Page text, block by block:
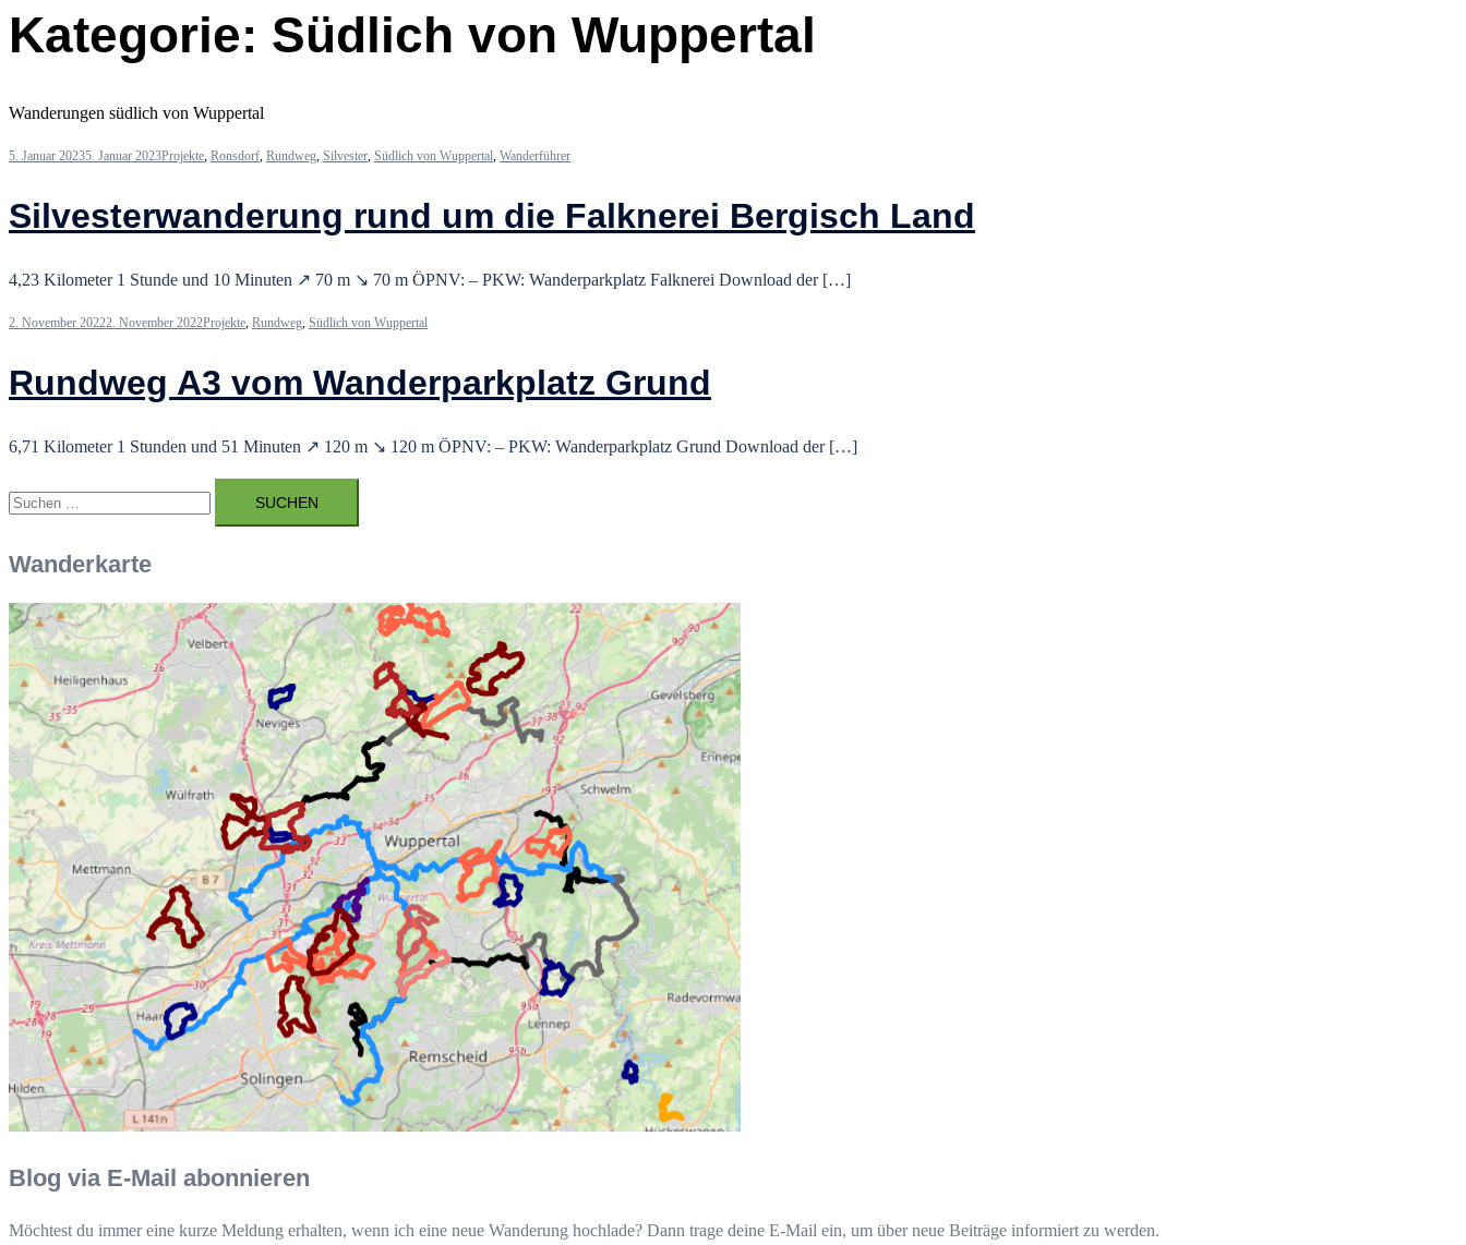
Kategorie: Südlich von Wuppertal
Wanderungen südlich von Wuppertal
5. Januar 20235. Januar 2023Projekte Ronsdorf Rundweg Silvester Südlich von Wuppertal Wanderführer
Silvesterwanderung rund um die Falknerei Bergisch Land
4,23 Kilometer 1 Stunde und 10 Minuten ↗ 70 m ↘ 70 m ÖPNV: – PKW: Wanderparkplatz Falknerei Download der […]
2. November 20222. November 2022Projekte Rundweg Südlich von Wuppertal
Rundweg A3 vom Wanderparkplatz Grund
6,71 Kilometer 1 Stunden und 51 Minuten ↗ 120 m ↘ 120 m ÖPNV: – PKW: Wanderparkplatz Grund Download der […]
Suchen
nach:
Wanderkarte
Blog via E-Mail abonnieren
Möchtest du immer eine kurze Meldung erhalten, wenn ich eine neue Wanderung hochlade? Dann trage deine E-Mail ein, um über neue Beiträge informiert zu werden.